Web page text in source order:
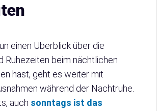
einen Überblick über die
Ruhezeiten beim nächtlichen
hast, geht es weiter mit
während der Nachtruhe.
auch sonntags ist das